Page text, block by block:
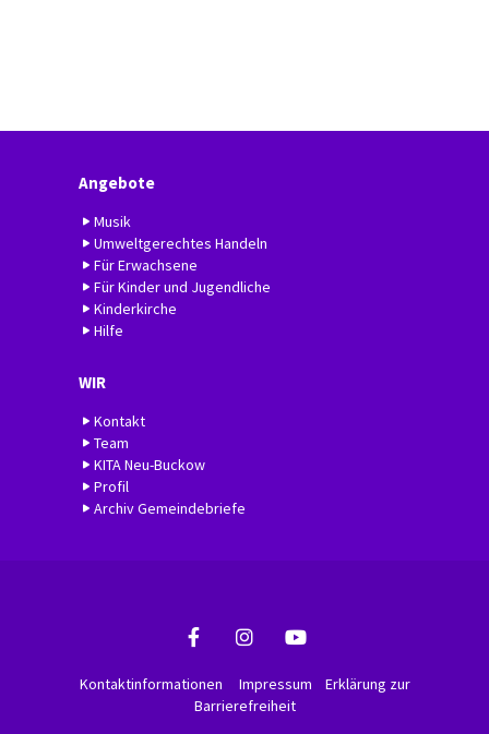
Angebote
Musik
Umweltgerechtes Handeln
Für Erwachsene
Für Kinder und Jugendliche
Kinderkirche
Hilfe
WIR
Kontakt
Team
KITA Neu-Buckow
Profil
Archiv Gemeindebriefe
Kontaktinformationen Impressum
Erklärung zur
Barrierefreiheit